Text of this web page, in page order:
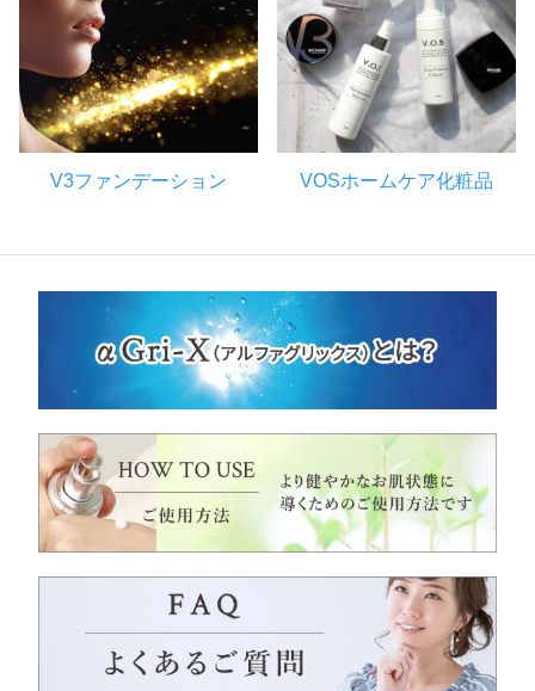
V3ファンデーション VOSホームケア化粧品